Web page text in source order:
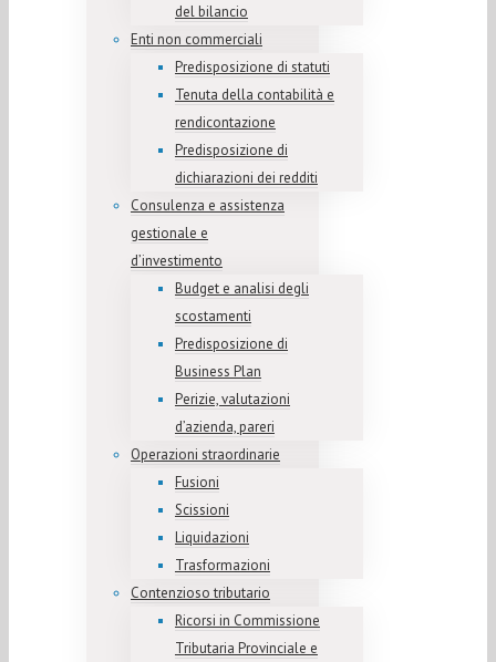
del bilancio
Enti non commerciali
Predisposizione di statuti
Tenuta della contabilità e
rendicontazione
Predisposizione di
dichiarazioni dei redditi
Consulenza e assistenza
gestionale e
d’investimento
Budget e analisi degli
scostamenti
Predisposizione di
Business Plan
Perizie, valutazioni
d’azienda, pareri
Operazioni straordinarie
Fusioni
Scissioni
Liquidazioni
Trasformazioni
Contenzioso tributario
Ricorsi in Commissione
Tributaria Provinciale e